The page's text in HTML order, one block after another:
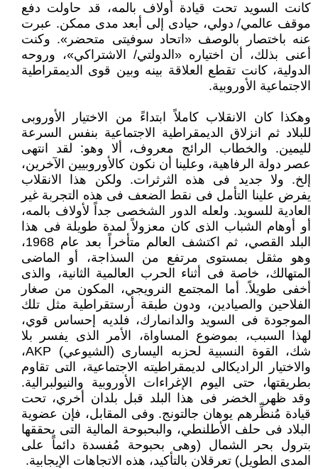
كانت السويد تحت قيادة أولاف بالمه، قد حاولت دفع
موقف عالمي/ دولي، حيادى إلى أبعد مدى ممكن. عبرت
عنه باختصار بالوصف «اتحاد سوفيتى متحضر». وكنت
أعنى بذلك، أن اختياره «الدولتي/ الاشتراكي»، وروحه
الدولية، كانت تقطع العلاقة بينه وبين قوى الديمقراطية
الاجتماعية الأوروبية.
وهكذا كان الانقلاب كاملاً ابتداءً من الاختيار الأوروبى
للبلاد ثم انزلاق الديمقراطية الاجتماعية بنفس السرعة
لليمين. والخطاب الرائج معروف، ألا وهو: لقد انتهى
عصر دولة الرفاهية، وعلينا أن نكون كالأوروبيين الآخرين،
إلخ. ولا جديد فى هذه الثرثرات. ولكن هذا الانقلاب
يفرض علينا التأمل فى نقط الضعف فى هذه التجربة غير
العادية للسويد. ولعله الدور الشخصى جداً لأولاف بالمه،
أو أوهام الشباب الذى كان معزولاً لمدة طويلة فى هذا
البلد القصي، ثم اكتشف العالم متأخراً بعد عام 1968،
وهو مثقل بمستوى مرتفع من السذاجة، أو الماضى
المتهالك، خاصة فى أثناء الحرب العالمية الثانية، والذى
أخفى طويلاً. أما المجتمع النرويجي، المكون من صغار
الفلاحين والصيادين، ودون طبقة أرستقراطية مثل تلك
الموجودة فى السويد والدانمارك، فلديه إحساس قوي،
لهذا السبب، بموضوع المساواة، الأمر الذى يفسر بلا
شك، القوة النسبية لحزبه اليسارى (الشيوعي) AKP،
والاختيار الراديكالى لديمقراطيته الاجتماعية، التى تقاوم
بطريقتها، حتى اليوم الإغراءات الأوروبية والنيولبرالية.
وقد ظهر الخضر فى هذا البلد قبل بلدان أخري، تحت
قيادة مُنظِّرهم يوهان جالتونج. وفى المقابل، فإن عضوية
البلاد فى حلف الأطلنطي، والبحبوحة المالية التى يحققها
بترول بحر الشمال (وهى بحبوحة مُفسدة دائماً على
المدى الطويل) تعرقلان بالتأكيد، هذه الاتجاهات الإيجابية.